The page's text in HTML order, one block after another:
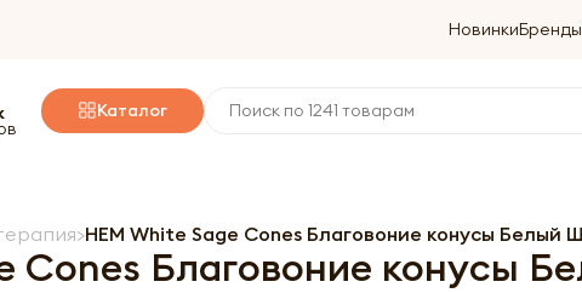
НовинкиБренды
Каталог
HEM White Sage Cones Благовоние конусы Белый
Cones Благовоние конусы